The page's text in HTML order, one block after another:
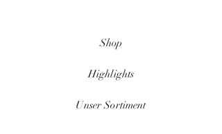
Shop
Highlights
Unser Sortiment